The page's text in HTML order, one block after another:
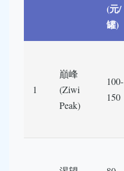
(元/
罐)
1
巔峰
(Ziwi
Peak)
100-
150